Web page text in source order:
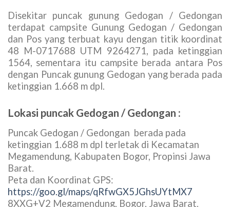
Puncak Gedongan memiliki ketinggian 1.671
merupakan batas antara submontana(sub-
pegunungan atau disebut juga hutan pegunungan
bawah)dengan montana(hutan pegunungan atas).
Sementara itu ketinggian yang tertera pada
penanda yang terpasang pada pohonyang berada
di Puncak Gedogan / Gedongan tertulis 1.688 m
Disekitar puncak gunung Gedogan / Gedongan
terdapat campsite Gunung Gedogan / Gedongan
dan Pos yang terbuat kayu dengan titik koordinat
48 M-0717688 UTM 9264271, pada ketinggian
1564, sementara itu campsite berada antara Pos
dengan Puncak gunung Gedogan yang berada pada
ketinggian 1.668 m dpl.